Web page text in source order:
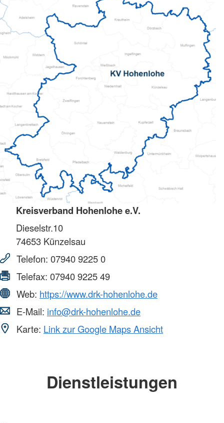
Kreisverband Hohenlohe e.V.
Dieselstr.10
74653 Künzelsau
Telefon: 07940 9225 0
Telefax: 07940 9225 49
Web: https://www.drk-hohenlohe.de
E-Mail: info@drk-hohenlohe.de
Karte: Link zur Google Maps Ansicht
Dienstleistungen